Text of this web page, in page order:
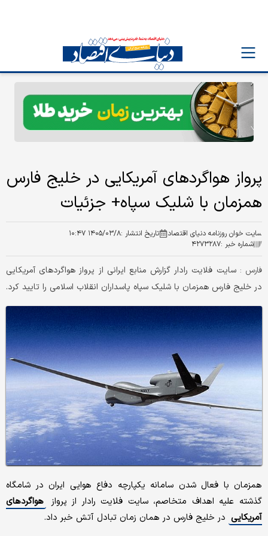
پرواز هواگردهای آمریکایی در خلیج فارس
همزمان با شلیک سپاه+ جزئیات
سایت خوان روزنامه دنیای اقتصاد تاریخ انتشار :۱۴۰۵/۰۳/۸ ۱۰:۴۷
شماره خبر :۴۲۷۳۲۸۷
فارس :سایت فلایت رادار گزارش منابع ایرانی از پرواز هواگردهای آمریکایی
در خلیج فارس همزمان با شلیک سپاه پاسداران انقلاب اسلامی را تایید کرد.
همزمان با فعال شدن سامانه یکپارچه دفاع هوایی ایران در شامگاه
گذشته علیه اهداف متخاصم، سایت فلایت رادار از پرواز
هواگردهای
آمریکایی در خلیج فارس در همان زمان تبادل آتش خبر داد.